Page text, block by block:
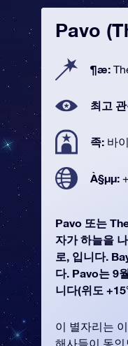
Pavo
¶æ:
최고
족: 바
À§µµ:
Pavo 또는
자가 하늘을
로, 입니다.
다. Pavo는 9
니다(위도
이 별자리는
해사들이 동